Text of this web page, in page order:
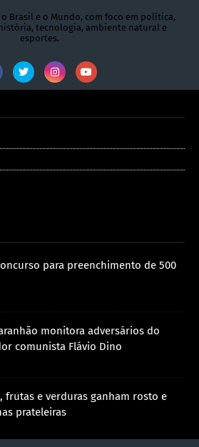
Brasil e o Mundo, com foco em política,
tecnologia, ambiente natural e
esportes.
para preenchimento de 500
monitora adversários do
comunista Flávio Dino
frutas e verduras ganham rosto e
prateleiras